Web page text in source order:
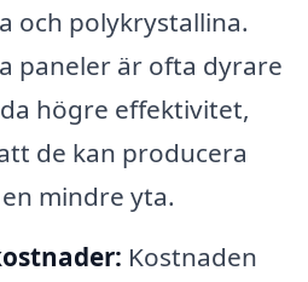
och polykrystallina.
paneler är ofta dyrare
högre effektivitet,
de kan producera
mindre yta.
Kostnaden